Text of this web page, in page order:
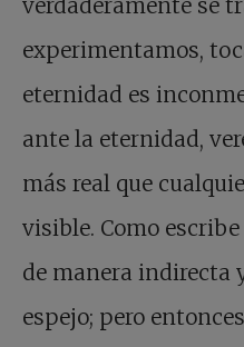
verdaderamente se
experimentamos,
eternidad es
ante la eternidad,
más real que
visible. Como
de manera indirecta
espejo; pero